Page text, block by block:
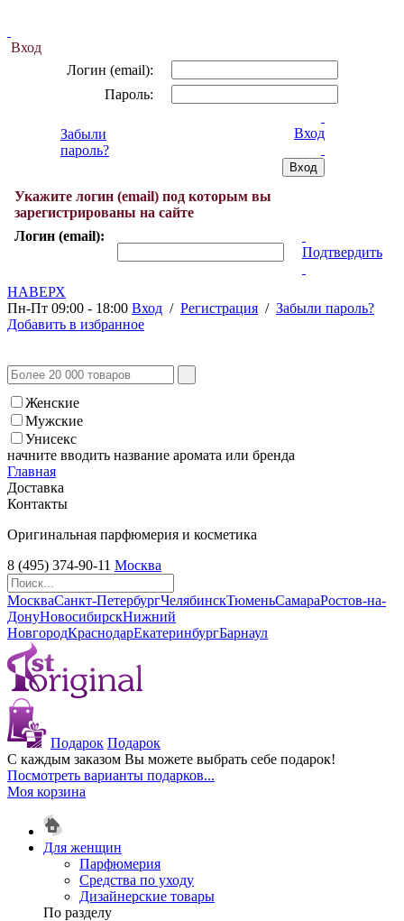
Вход
Логин (email):
Пароль:
Забыли
пароль?
Вход
Укажите логин (email) под которым вы
зарегистрированы на сайте
Логин (email):
Подтвердить
НАВЕРХ
Пн-Пт 09:00 - 18:00 Вход / Регистрация / Забыли пароль?
Добавить в избранное
Женские
Мужские
Унисекс
начните вводить название аромата или бренда
Главная
Доставка
Контакты
Оригинальная парфюмерия и косметика
8 (495) 374-90-11 Москва
МоскваСанкт-ПетербургЧелябинскТюменьСамараРостов-на-
ДонуНовосибирскНижний
НовгородКраснодарЕкатеринбургБарнаул
Подарок Подарок
С каждым заказом Вы можете выбрать себе подарок!
Посмотреть варианты подарков...
Моя корзина
Для женщин
Парфюмерия
Средства по уходу
Дизайнерские товары
По разделу